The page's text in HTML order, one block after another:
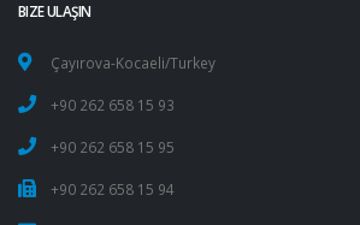
BIZE ULAŞIN
Çayırova-Kocaeli/Turkey
+90 262 658 15 93
+90 262 658 15 95
+90 262 658 15 94